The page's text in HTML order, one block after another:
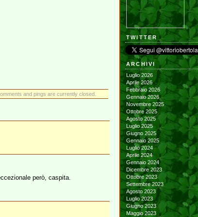
and pings are currently closed.
però, caspita.
TWITTER
ARCHIVI
Luglio 2026
Aprile 2026
Febbraio 2026
Gennaio 2026
Novembre 2025
Ottobre 2025
Agosto 2025
Luglio 2025
Giugno 2025
Gennaio 2025
Luglio 2024
Aprile 2024
Gennaio 2024
Dicembre 2023
Ottobre 2023
Settembre 2023
Agosto 2023
Luglio 2023
Giugno 2023
Maggio 2023